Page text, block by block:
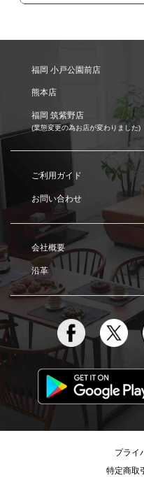
福岡 小戸公園前店
熊本店
福岡 筑紫野店
(業態変更の為お店が変わりました)
ご利用ガイド
お問い合わせ
会社概要
沿革
プライ
特定商取